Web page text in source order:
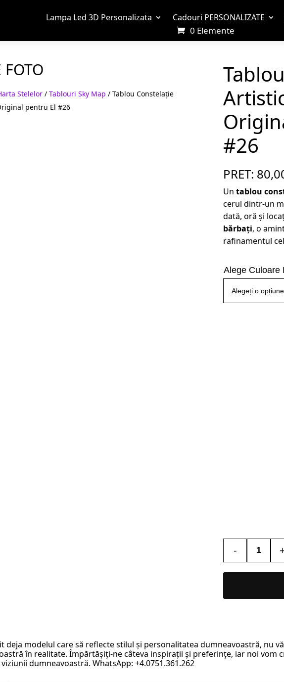
Lampa Led 3D Personalizata Cadouri PERSONALIZATE
0 Elemente
FOTO
Stelelor /Tablouri Sky Map / Tablou Constelație
pentru El #26
#26
PRET:
Un tablou
cerul dintr-un
dată, oră și
bărbați, o
rafinamentul
Alege Culoare
-
Artistic
pentru
deja modelul care să reflecte stilul și personalitatea dumneavoastră, nu
în realitate. Împărtășiți-ne câteva inspirații și preferințe, iar noi vom
dumneavoastră. WhatsApp: +4.0751.361.262